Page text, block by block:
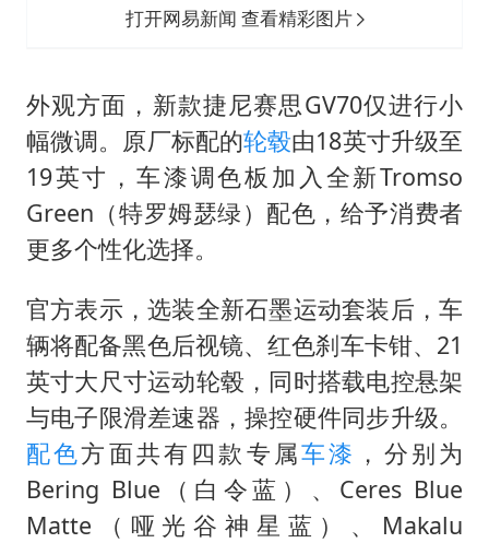
打开网易新闻 查看精彩图片
外观方面，新款捷尼赛思GV70仅进行小
幅微调。原厂标配的轮毂由18英寸升级至
19英寸，车漆调色板加入全新Tromso
Green（特罗姆瑟绿）配色，给予消费者
更多个性化选择。
官方表示，选装全新石墨运动套装后，车
辆将配备黑色后视镜、红色刹车卡钳、21
英寸大尺寸运动轮毂，同时搭载电控悬架
与电子限滑差速器，操控硬件同步升级。
配色方面共有四款专属车漆 ，分别为
Bering Blue（白令蓝）、Ceres Blue
Matte（哑光谷神星蓝）、Makalu